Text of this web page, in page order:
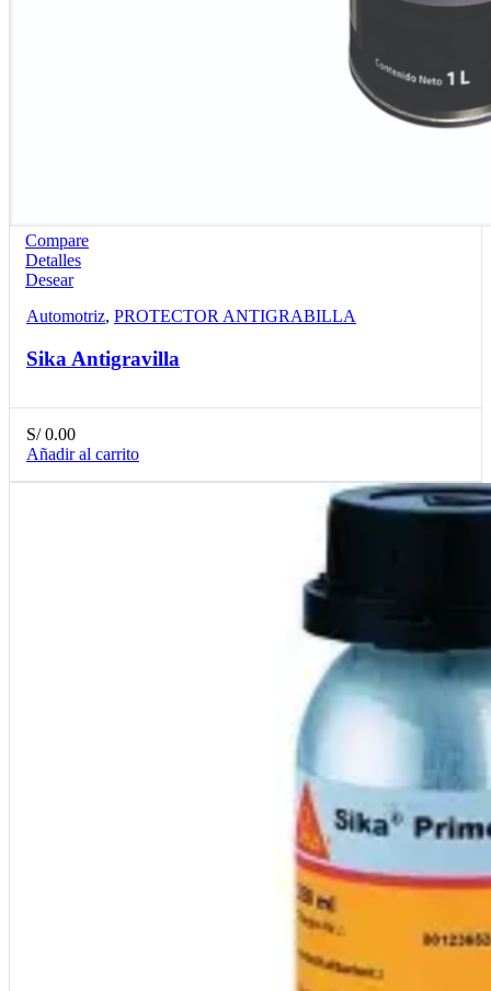
Compare
Detalles
Desear
Automotriz, PROTECTOR ANTIGRABILLA
Sika Antigravilla
S/0.00
Añadir al carrito